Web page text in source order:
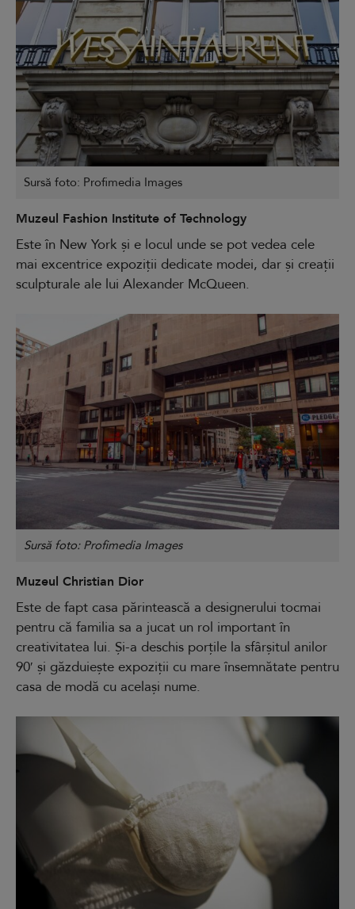
Sursă foto: Profimedia Images
Muzeul Fashion Institute of Technology
Este în New York și e locul unde se pot vedea cele
mai excentrice expoziții dedicate modei, dar și creații
sculpturale ale lui Alexander McQueen.
Sursă foto: Profimedia Images
Muzeul Christian Dior
Este de fapt casa părintească a designerului tocmai
pentru că familia sa a jucat un rol important în
creativitatea lui. Și-a deschis porțile la sfârșitul anilor
90′ și găzduiește expoziții cu mare însemnătate pentru
casa de modă cu același nume.